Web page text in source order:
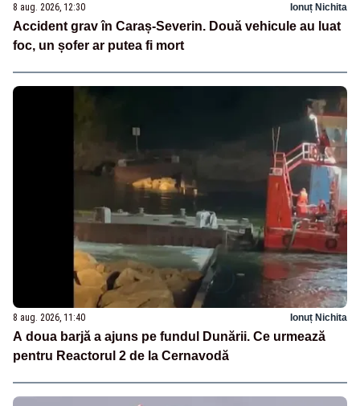
8 aug. 2026, 12:30 Ionuț Nichita
Accident grav în Caraș-Severin. Două vehicule au luat
foc, un șofer ar putea fi mort
8 aug. 2026, 11:40 Ionuț Nichita
A doua barjă a ajuns pe fundul Dunării. Ce urmează
pentru Reactorul 2 de la Cernavodă